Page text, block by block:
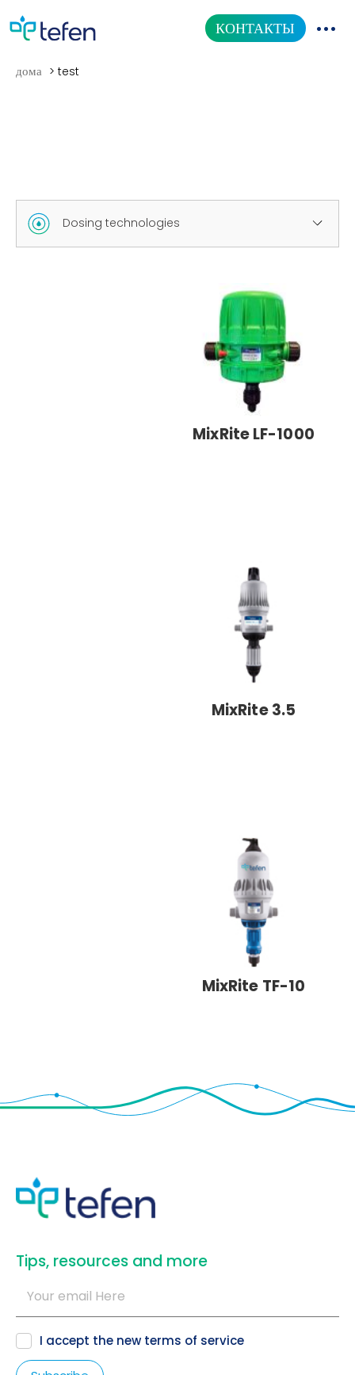
КОНТАКТЫ
дома > test
Dosing technologies
MixRite LF-1000
MixRite 3.5
MixRite TF-10
​Tips, resources and more
I accept the new terms of service